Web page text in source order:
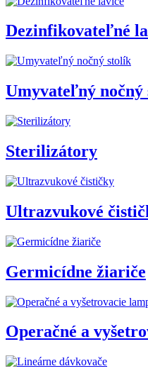
Dezinfikovateľné
Umyvateľný nočný
Sterilizátory
Ultrazvukové
Germicídne žiariče
Operačné a